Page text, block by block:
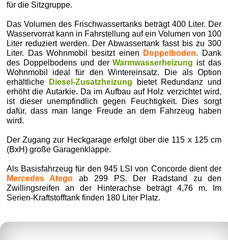
für die Sitzgruppe.
Das Volumen des Frischwassertanks beträgt 400 Liter. Der
Wasservorrat kann in Fahrstellung auf ein Volumen von 100
Liter reduziert werden. Der Abwassertank fasst bis zu 300
Liter. Das Wohnmobil besitzt einen
Doppelboden. Dank
des Doppelbodens und derWarmwasserheizung ist das
Wohnmobil ideal für den Wintereinsatz. Die als Option
erhältliche
Diesel-Zusatzheizung bietet Redundanz und
erhöht die Autarkie. Da im Aufbau auf Holz verzichtet wird,
ist dieser unempfindlich gegen Feuchtigkeit. Dies sorgt
dafür, dass man lange Freude an dem Fahrzeug haben
wird.
Der Zugang zur Heckgarage erfolgt über die 115 x 125 cm
(BxH) große Garagenklappe.
Als Basisfahrzeug für den 945 LSI von Concorde dient der
Mercedes Atego ab 299 PS. Der Radstand zu den
Zwillingsreifen an der Hinterachse beträgt 4,76 m. Im
Serien-Kraftstofftank finden 180 Liter Platz.